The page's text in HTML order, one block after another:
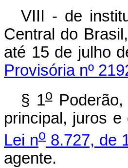
VIII - de
Central do
até 15
Provisória nº
§ 1oPoderão,
principal, juros
Lei no8.727, de
agente.